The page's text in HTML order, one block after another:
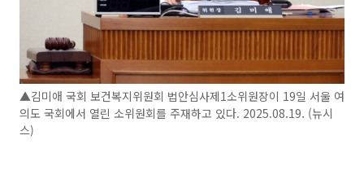
▲김미애 국회 보건복지위원회 법안심사제1소위원장이 19일 서울 여
의도 국회에서 열린 소위원회를 주재하고 있다. 2025.08.19. (뉴시
스)